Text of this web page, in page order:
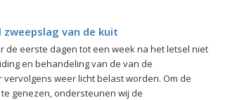
van de kuit
de eerste dagen tot een week na het letsel niet
en behandeling van de van de
weer licht belast worden. Om de
genezen, ondersteunen wij de